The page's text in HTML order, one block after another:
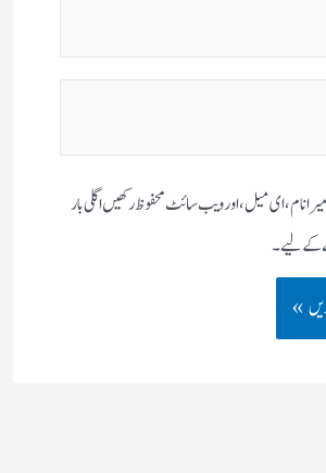
نام، ای میل، اور ویب سائٹ محفوظ رکھیں اگلی بار
کےلیے۔